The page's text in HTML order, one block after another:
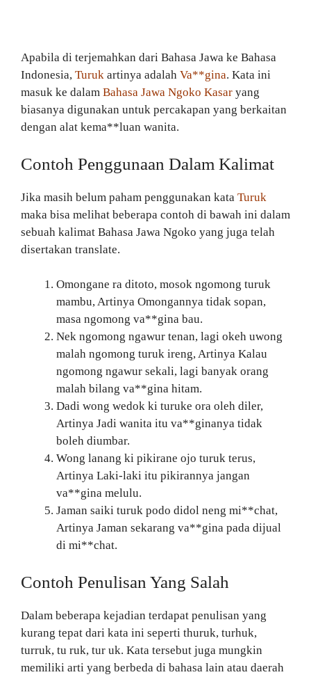
Apabila di terjemahkan dari Bahasa Jawa ke Bahasa
Indonesia, Turuk artinya adalah Va**gina. Kata ini
masuk ke dalam Bahasa Jawa Ngoko Kasar yang
biasanya digunakan untuk percakapan yang berkaitan
dengan alat kema**luan wanita.
Contoh Penggunaan Dalam Kalimat
Jika masih belum paham penggunakan kata Turuk
maka bisa melihat beberapa contoh di bawah ini dalam
sebuah kalimat Bahasa Jawa Ngoko yang juga telah
disertakan translate.
Omongane ra ditoto, mosok ngomong turuk
mambu, Artinya Omongannya tidak sopan,
masa ngomong va**gina bau.
Nek ngomong ngawur tenan, lagi okeh uwong
malah ngomong turuk ireng, Artinya Kalau
ngomong ngawur sekali, lagi banyak orang
malah bilang va**gina hitam.
Dadi wong wedok ki turuke ora oleh diler,
Artinya Jadi wanita itu va**ginanya tidak
boleh diumbar.
Wong lanang ki pikirane ojo turuk terus,
Artinya Laki-laki itu pikirannya jangan
va**gina melulu.
Jaman saiki turuk podo didol neng mi**chat,
Artinya Jaman sekarang va**gina pada dijual
di mi**chat.
Contoh Penulisan Yang Salah
Dalam beberapa kejadian terdapat penulisan yang
kurang tepat dari kata ini seperti thuruk, turhuk,
turruk, tu ruk, tur uk. Kata tersebut juga mungkin
memiliki arti yang berbeda di bahasa lain atau daerah